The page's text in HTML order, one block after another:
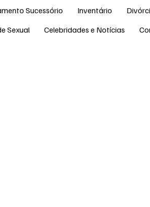
Sucessório Inventário
Sexual Celebridades e Notícias